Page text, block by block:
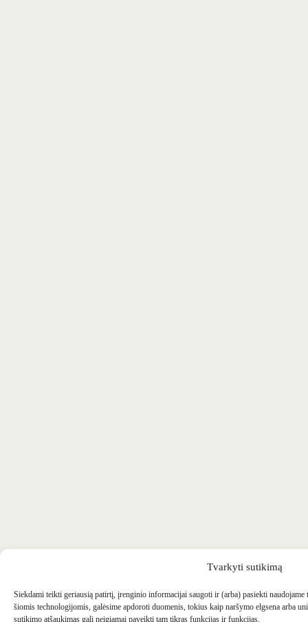
Tvarkyti sutikimą
Siekdami teikti geriausią patirtį, įrenginio informacijai saugoti ir (arba) pasiekti
šiomis technologijomis, galėsime apdoroti duomenis, tokius kaip naršymo elgsena arba
sutikimo atšaukimas gali neigiamai paveikti tam tikras funkcijas ir funkcijas.